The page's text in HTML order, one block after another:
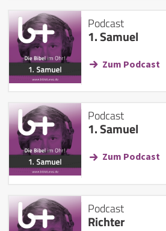
Podcast
1. Samuel
Zum Podcast
Podcast
1. Samuel
Zum Podcast
Podcast
Richter